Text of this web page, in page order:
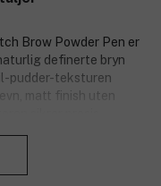
Brow Powder Pen er
definerte bryn
pudder-teksturen
matt finish uten
Produktet gjør det